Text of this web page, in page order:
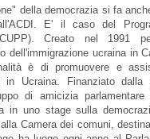
della democrazia si fa
E' il caso del
Creato nel 1991
dell'immigrazione ucraina in
è di promuovere e
in Ucraina. Finanziato
di amicizia parlamentare
in uno stage sulla
Camera dei comuni,